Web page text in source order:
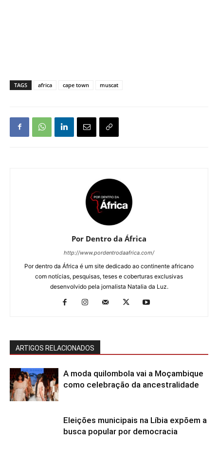
TAGS africa cape town muscat
Por Dentro da África
http://www.pordentrodaafrica.com/
Por dentro da África é um site dedicado ao continente africano
com notícias, pesquisas, teses e coberturas exclusivas
desenvolvido pela jornalista Natalia da Luz.
ARTIGOS RELACIONADOS
A moda quilombola vai a Moçambique
como celebração da ancestralidade
Eleições municipais na Líbia expõem a
busca popular por democracia